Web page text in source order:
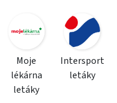
Moje
lékárna
letáky
Intersport
letáky